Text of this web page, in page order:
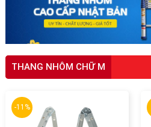
THANG NHÔM CHỮ M
-11%